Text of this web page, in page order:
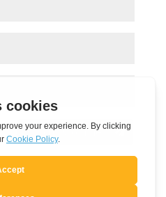
Submit Comment